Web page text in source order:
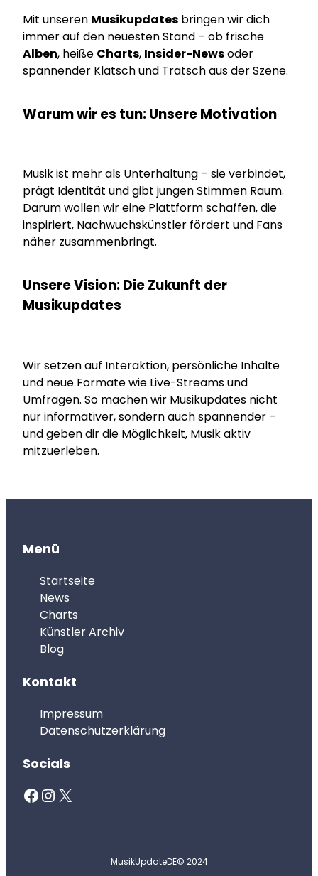
Mit unseren Musikupdates bringen wir dich
immer auf den neuesten Stand – ob frische
Alben, heiße Charts, Insider-Newsoder
spannender Klatsch und Tratsch aus der Szene.
Warum wir es tun: Unsere Motivation
Musik ist mehr als Unterhaltung – sie verbindet,
prägt Identität und gibt jungen Stimmen Raum.
Darum wollen wir eine Plattform schaffen, die
inspiriert, Nachwuchskünstler fördert und Fans
näher zusammenbringt.
Unsere Vision: Die Zukunft der
Musikupdates
Wir setzen auf Interaktion, persönliche Inhalte
und neue Formate wie Live-Streams und
Umfragen. So machen wir Musikupdates nicht
nur informativer, sondern auch spannender –
und geben dir die Möglichkeit, Musik aktiv
mitzuerleben.
Menü
Startseite
News
Charts
Künstler Archiv
Blog
Kontakt
Impressum
Datenschutzerklärung
Socials
Facebook InstagramX
MusikUpdateDE© 2024